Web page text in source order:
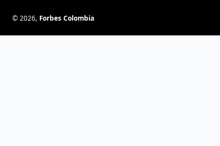
© 2026, Forbes Colombia